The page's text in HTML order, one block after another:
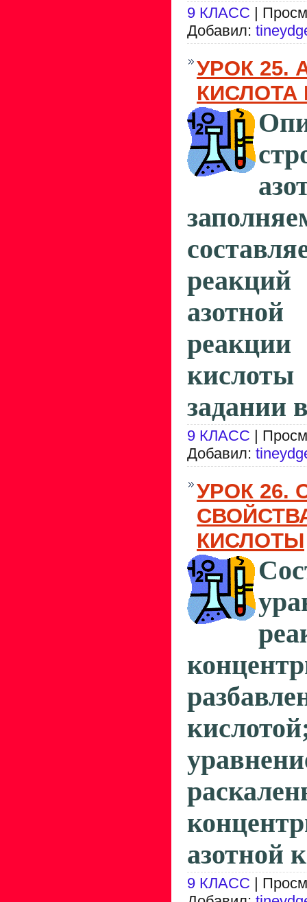
9 КЛАСС |
Добавил:
УРОК 25.
КИСЛОТА
задании
9 КЛАСС |
Добавил:
УРОК 26.
КИСЛОТЫ
азотной
9 КЛАСС |